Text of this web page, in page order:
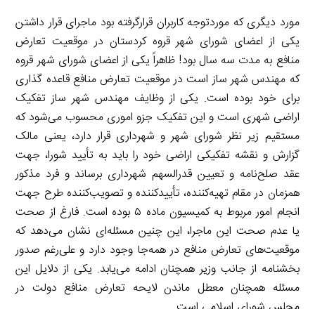
مورد دیگری که موردتوجه کاربران قرارگرفته بود ماجرای قرار داشتن
یکی از اعضای شورای شهر قروه کردستان در موقعیت تعارض
منافع به مدت سه سال بود! ظاهراً یکی از اعضای شورای شهر قروه
که مهندس شهر ساز است در موقعیت تعارض منافع قاعده گذاری
برای خود بوده است. یکی از وظایف مهندس شهر ساز تفکیک
اراضی شهری است و این تفکیک جزو اموری محسوب می‌شود که
مستقیم زیر نظر شورای شهر و شهرداری قرار دارد، یعنی مالک
گزارش و نقشه تفکیکی اراضی خود را باید به تأیید شورا، جهت
عقد صلح‌نامه و تعیین قدرالسهم شهرداری برساند و فرد مذکور
همزمان در مقام تهیه‌کننده، تأییدکننده و تصویب‌کننده طرح جهت
انجام امور مربوط به کمیسیون ماده ۵ بوده است. فارغ از صحت
یا عدم صحت این ماجرا، این چنین مسئله‌ای نشان می‌دهد که
موقعیت‌های تعارض منافع در همه‌جا وجود دارد و علی‌رغم صدور
بخشنامه از جانب وزیر همچنان ادامه می‌یابد. یکی از دلایل این
مسئله همچنان معطل ماندن لایحه تعارض منافع دولت در